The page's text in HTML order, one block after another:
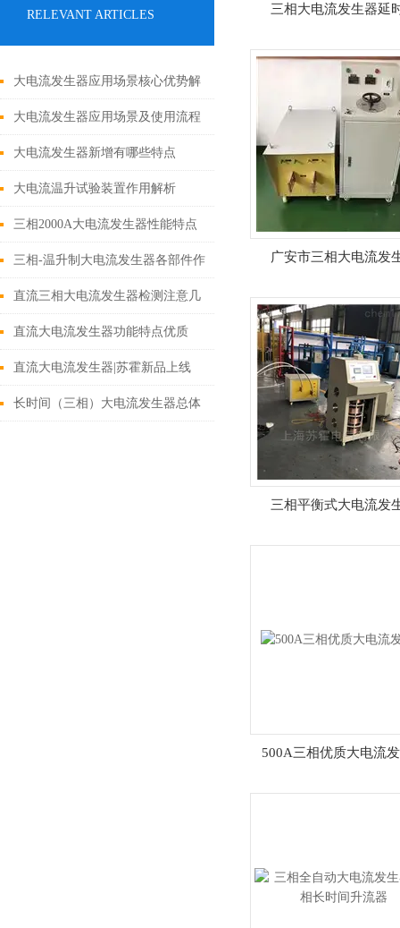
RELEVANT ARTICLES
大电流发生器应用场景核心优势解
析
大电流发生器应用场景及使用流程
如下
大电流发生器新增有哪些特点
大电流温升试验装置作用解析
三相2000A大电流发生器性能特点
及操作方面
三相-温升制大电流发生器各部件作
用
直流三相大电流发生器检测注意几
点
直流大电流发生器功能特点优质
直流大电流发生器|苏霍新品上线
长时间（三相）大电流发生器总体
三相大电流发生器延
广安市三相大电流发
三相平衡式大电流发
500A三相优质大电流